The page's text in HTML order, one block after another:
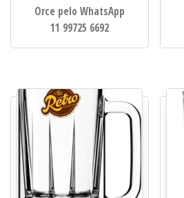
Orce pelo WhatsApp
11 99725 6692